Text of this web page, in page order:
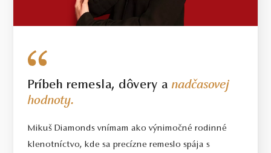
Príbeh remesla, dôvery anadčasovej
hodnoty.
Mikuš Diamonds vnímam ako výnimočné rodinné
klenotníctvo, kde sa precízne remeslo spája s